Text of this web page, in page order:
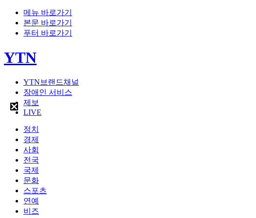
메뉴 바로가기
본문 바로가기
푸터 바로가기
YTN
YTN브랜드채널
장애인 서비스
제보
LIVE
정치
경제
사회
전국
국제
문화
스포츠
연예
비즈